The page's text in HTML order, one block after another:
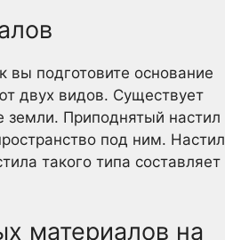
вы подготовите основание
двух видов. Существует
земли. Приподнятый настил
под ним. Настил
такого типа составляет
материалов на